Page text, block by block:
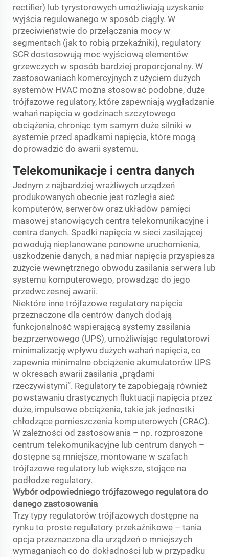
rectifier) lub tyrystorowych umożliwiają uzyskanie
wyjścia regulowanego w sposób ciągły. W
przeciwieństwie do przełączania mocy w
segmentach (jak to robią przekaźniki), regulatory
SCR dostosowują moc wyjściową elementów
grzewczych w sposób bardziej proporcjonalny. W
zastosowaniach komercyjnych z użyciem dużych
systemów HVAC można stosować podobne, duże
trójfazowe regulatory, które zapewniają wygładzanie
wahań napięcia w godzinach szczytowego
obciążenia, chroniąc tym samym duże silniki w
systemie przed spadkami napięcia, które mogą
doprowadzić do awarii systemu.
Telekomunikacje i centra danych
Jednym z najbardziej wrażliwych urządzeń
produkowanych obecnie jest rozległa sieć
komputerów, serwerów oraz układów pamięci
masowej stanowiących centra telekomunikacyjne i
centra danych. Spadki napięcia w sieci zasilającej
powodują nieplanowane ponowne uruchomienia,
uszkodzenie danych, a nadmiar napięcia przyspiesza
zużycie wewnętrznego obwodu zasilania serwera lub
systemu komputerowego, prowadząc do jego
przedwczesnej awarii.
Niektóre inne trójfazowe regulatory napięcia
przeznaczone dla centrów danych dodają
funkcjonalność wspierającą systemy zasilania
bezprzerwowego (UPS), umożliwiając regulatorowi
minimalizację wpływu dużych wahań napięcia, co
zapewnia minimalne obciążenie akumulatorów UPS
w okresach awarii zasilania „prądami
rzeczywistymi”. Regulatory te zapobiegają również
powstawaniu drastycznych fluktuacji napięcia przez
duże, impulsowe obciążenia, takie jak jednostki
chłodzące pomieszczenia komputerowych (CRAC).
W zależności od zastosowania – np. rozproszone
centrum telekomunikacyjne lub centrum danych –
dostępne są mniejsze, montowane w szafach
trójfazowe regulatory lub większe, stojące na
podłodze regulatory.
Wybór odpowiedniego trójfazowego regulatora do
danego zastosowania
Trzy typy regulatorów trójfazowych dostępne na
rynku to proste regulatory przekaźnikowe – tania
opcja przeznaczona dla urządzeń o mniejszych
wymaganiach co do dokładności lub w przypadku